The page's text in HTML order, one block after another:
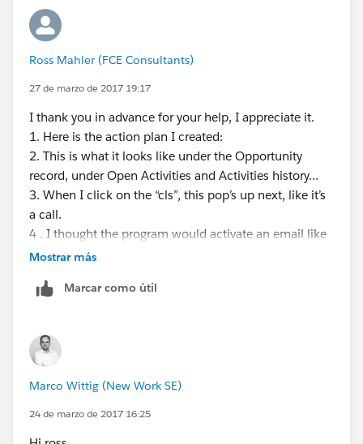
ans
Ross Mahler (FCE Consultants)
27 de marzo de 2017 19:17
I thank you in advance for your help, I appreciate it.
1. Here is the action plan I created:
2. This is what it looks like under the Opportunity
record, under Open Activities and Activities history…
3. When I click on the “cls”, this pop’s up next, like it’s
a call.
4 . I thought the program would activate an email like
the pic below? What am I missing?
Ross
FCE Consultants
280 Racebrook Road Bldg A
Orange, CT. 06477
203-389-5994
Mostrar más
Marcar como útil
Marco Wittig (New Work SE)
24 de marzo de 2017 16:25